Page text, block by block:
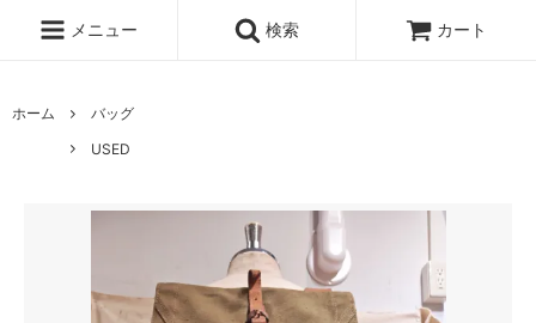
メニュー 検索 カート
ホーム
バッグ
USED